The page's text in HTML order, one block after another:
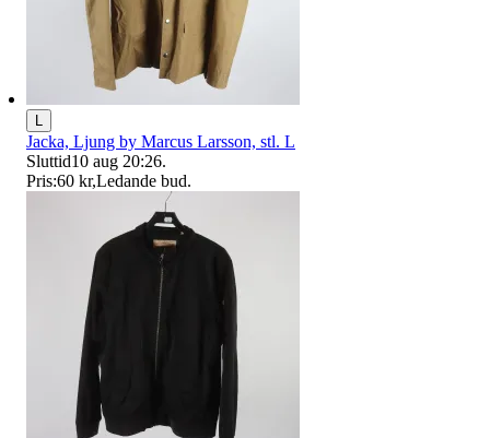
L
Jacka, Ljung by Marcus Larsson, stl. L
Sluttid10 aug 20:26.
Pris:60 kr,Ledande bud.